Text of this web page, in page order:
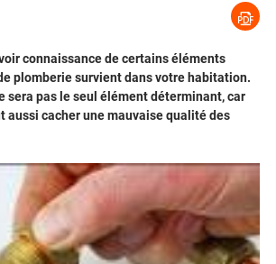
connaissance de certains éléments
plomberie survient dans votre habitation.
sera pas le seul élément déterminant, car
aussi cacher une mauvaise qualité des